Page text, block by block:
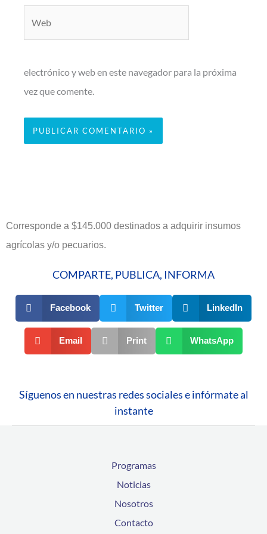
electrónico y web en este navegador para la próxima
vez que comente.
Corresponde a $145.000 destinados a adquirir insumos
agrícolas y/o pecuarios.
COMPARTE, PUBLICA, INFORMA
Facebook Twitter LinkedIn
Email Print WhatsApp
Síguenos en nuestras redes sociales e infórmate al
instante
Programas
Noticias
Nosotros
Contacto